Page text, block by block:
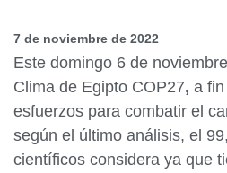
7 de noviembre de 2022
Este domingo 6 de
Clima de Egipto COP27, a
esfuerzos para combatir el
según el último análisis, el
científicos considera ya que